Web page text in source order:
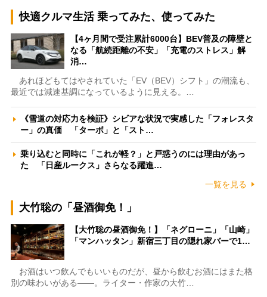
快適クルマ生活 乗ってみた、使ってみた
【4ヶ月間で受注累計6000台】BEV普及の障壁と
なる「航続距離の不安」「充電のストレス」解
消…
あれほどもてはやされていた「EV（BEV）シフト」の潮流も、
最近では減速基調になっているように見える。…
《雪道の対応力を検証》シビアな状況で実感した「フォレスタ
ー」の真価 「ターボ」と「スト…
乗り込むと同時に「これが軽？」と戸惑うのには理由があっ
た 「日産ルークス」さらなる躍進…
一覧を見る
大竹聡の「昼酒御免！」
【大竹聡の昼酒御免！】「ネグローニ」「山崎」
「マンハッタン」新宿三丁目の隠れ家バーで1…
お酒はいつ飲んでもいいものだが、昼から飲むお酒にはまた格
別の味わいがある――。ライター・作家の大竹…